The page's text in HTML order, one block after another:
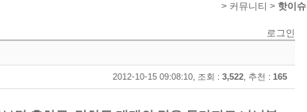
> 커뮤니티 > 핫이슈
로그인
2012-10-15 09:08:10, 조회 : 3,522, 추천 : 165